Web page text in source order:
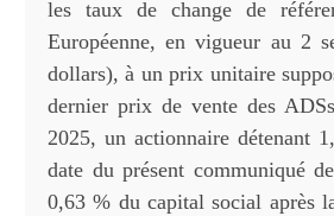
les taux de change de
Européenne, en vigueur au 2
dollars), à un prix unitaire
dernier prix de vente des
2025, un actionnaire détenant
date du présent communiqué
0,63 % du capital social après